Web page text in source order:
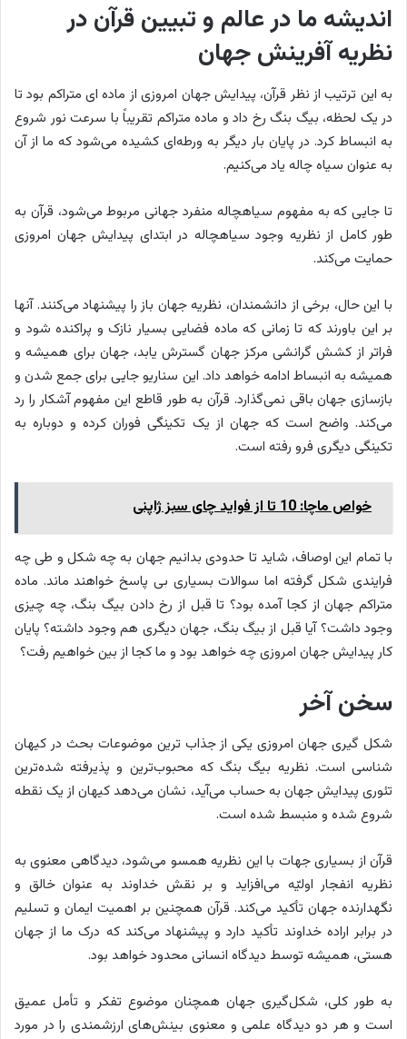
اندیشه ما در عالم و تبیین قرآن در
نظریه آفرینش جهان
به این ترتیب از نظر قرآن، پیدایش جهان امروزی از ماده ای متراکم بود تا
در یک لحظه، بیگ بنگ رخ داد و ماده متراکم تقریباً با سرعت نور شروع
به انبساط کرد. در پایان بار دیگر به ورطه‌ای کشیده می‌شود که ما از آن
به عنوان سیاه چاله یاد می‌کنیم.
تا جایی که به مفهوم سیاهچاله منفرد جهانی مربوط می‌شود، قرآن به
طور کامل از نظریه وجود سیاهچاله در ابتدای پیدایش جهان امروزی
حمایت می‌کند.
با این حال، برخی از دانشمندان، نظریه جهان باز را پیشنهاد می‌کنند. آنها
بر این باورند که تا زمانی که ماده فضایی بسیار نازک و پراکنده شود و
فراتر از کشش گرانشی مرکز جهان گسترش یابد، جهان برای همیشه و
همیشه به انبساط ادامه خواهد داد. این سناریو جایی برای جمع شدن و
بازسازی جهان باقی نمی‌گذارد. قرآن به طور قاطع این مفهوم آشکار را رد
می‌کند. واضح است که جهان از یک تکینگی فوران کرده و دوباره به
تکینگی دیگری فرو رفته است.
خواص ماچا: 10 تا از فواید چای سبز ژاپنی
با تمام این اوصاف، شاید تا حدودی بدانیم جهان به چه شکل و طی چه
فرایندی شکل گرفته اما سوالات بسیاری بی پاسخ خواهند ماند. ماده
متراکم جهان از کجا آمده بود؟ تا قبل از رخ دادن بیگ بنگ، چه چیزی
وجود داشت؟ آیا قبل از بیگ بنگ، جهان دیگری هم وجود داشته؟ پایان
کار پیدایش جهان امروزی چه خواهد بود و ما کجا از بین خواهیم رفت؟
سخن آخر
شکل گیری جهان امروزی یکی از جذاب ترین موضوعات بحث در کیهان
شناسی است. نظریه بیگ بنگ که محبوب‌ترین و پذیرفته‌ شده‌ترین
تئوری پیدایش جهان به حساب می‌آید، نشان می‌دهد کیهان از یک نقطه
شروع شده و منبسط شده است.
قرآن از بسیاری جهات با این نظریه همسو می‌شود، دیدگاهی معنوی به
نظریه انفجار اولیّه می‌افزاید و بر نقش خداوند به عنوان خالق و
نگهدارنده جهان تأکید می‌کند. قرآن همچنین بر اهمیت ایمان و تسلیم
در برابر اراده خداوند تأکید دارد و پیشنهاد می‌کند که درک ما از جهان
هستی، همیشه توسط دیدگاه انسانی محدود خواهد بود.
به طور کلی، شکل‌گیری جهان همچنان موضوع تفکر و تأمل عمیق
است و هر دو دیدگاه علمی و معنوی بینش‌های ارزشمندی را در مورد